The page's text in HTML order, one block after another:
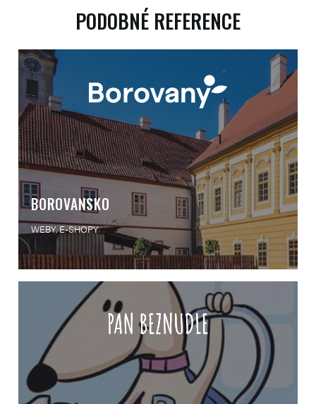
PODOBNÉ REFERENCE
BOROVANSKO
WEBY, E-SHOPY